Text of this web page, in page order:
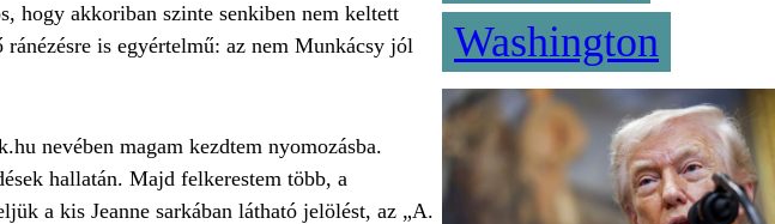
hogy akkoriban szinte senkiben nem keltett
is egyértelmű: az nem Munkácsy jól
nevében magam kezdtem nyomozásba.
hallatán. Majd felkerestem több, a
a kis Jeanne sarkában látható jelölést, az „A.
Washington